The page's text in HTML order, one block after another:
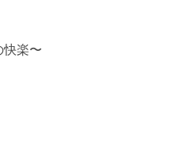
快楽〜